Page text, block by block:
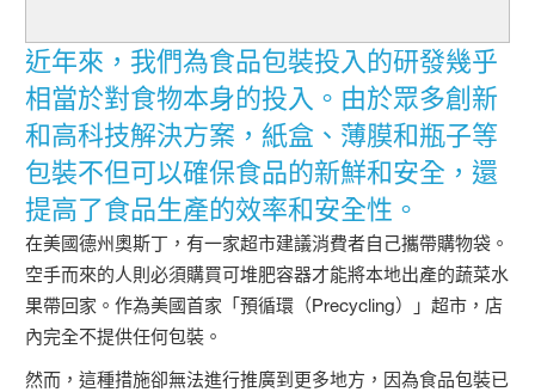
近年來，我們為食品包裝投入的研發幾乎
相當於對食物本身的投入。由於眾多創新
和高科技解決方案，紙盒、薄膜和瓶子等
包裝不但可以確保食品的新鮮和安全，還
提高了食品生產的效率和安全性。
在美國德州奧斯丁，有一家超市建議消費者自己攜帶購物袋。
空手而來的人則必須購買可堆肥容器才能將本地出產的蔬菜水
果帶回家。作為美國首家「預循環（Precycling）」超市，店
內完全不提供任何包裝。
然而，這種措施卻無法進行推廣到更多地方，因為食品包裝已